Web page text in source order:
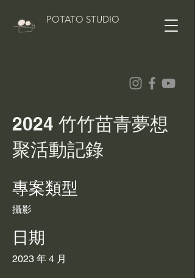
POTATO STUDIO
2024 竹竹苗青夢想
聚活動記錄
專案類型
攝影
日期
2023 年 4 月